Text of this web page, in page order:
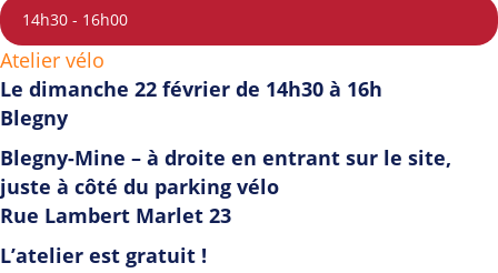
14h30 - 16h00
Atelier vélo
Le dimanche 22 février de 14h30 à 16h
Blegny
Blegny-Mine – à droite en entrant sur le site,
juste à côté du parking vélo
Rue Lambert Marlet 23
L’atelier est gratuit !